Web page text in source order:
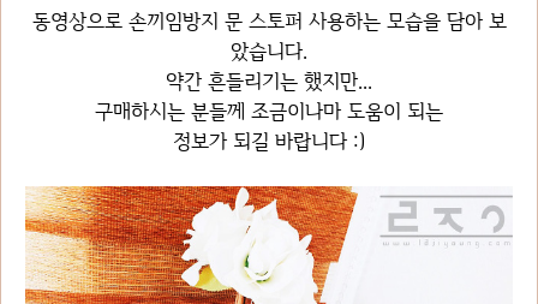
동영상으로 손끼임방지 문 스토퍼 사용하는 모습을 담아 보
았습니다.
약간 흔들리기는 했지만...
구매하시는 분들께 조금이나마 도움이 되는
정보가 되길 바랍니다 :)